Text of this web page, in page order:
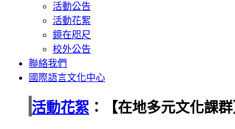
活動公告
活動花絮
鏡在咫尺
校外公告
聯絡我們
國際語言文化中心
活動花絮 ：【在地多元文化課